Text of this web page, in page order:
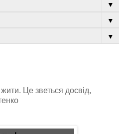
▼
▼
▼
Це зветься досвід,